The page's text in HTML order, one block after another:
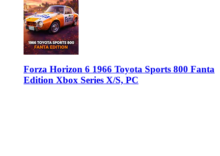
Forza Horizon 6 1966 Toyota Sports 800 Fanta
Edition Xbox Series X/S, PC